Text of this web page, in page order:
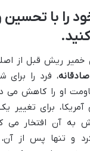
را با تحسین
خمیر ریش قبل از
، فرد را برای
او را کاهش می
برای تغییر
به آن افتخار می
و تنها پس از آن،